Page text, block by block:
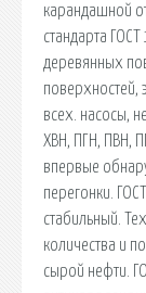
карандашной
стандарта
деревянных
поверхностей,
всех. насосы,
ХВН, ПГН, ПВН,
впервые
перегонки.
стабильный.
количества и
сырой нефти.